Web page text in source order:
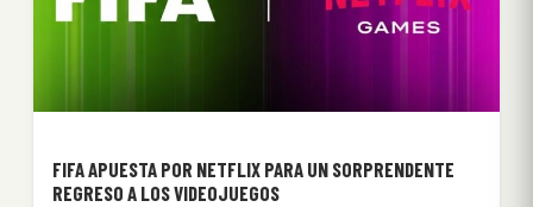
FIFA APUESTA POR NETFLIX PARA UN SORPRENDENTE
REGRESO A LOS VIDEOJUEGOS